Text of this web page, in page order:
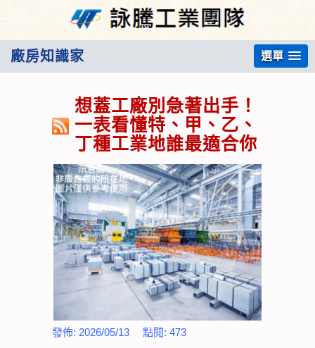
廠房知識家 選單
想蓋工廠別急著出手！
一表看懂特、甲、乙、
丁種工業地誰最適合你
發佈: 2026/05/13 點閱: 473